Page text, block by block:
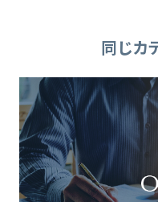
同じカ